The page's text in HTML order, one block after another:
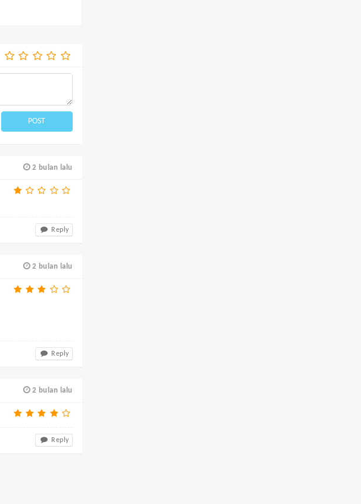
POST
2 bulan lalu
Reply
2 bulan lalu
Reply
2 bulan lalu
Reply